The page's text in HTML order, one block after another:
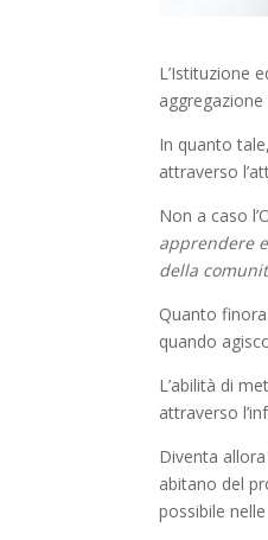
L’Istituzione
In quanto
attraverso
Non a caso
apprendere
della comunit
Quanto
quando
L’abilità di
attraverso
Diventa
abitano del
possibile